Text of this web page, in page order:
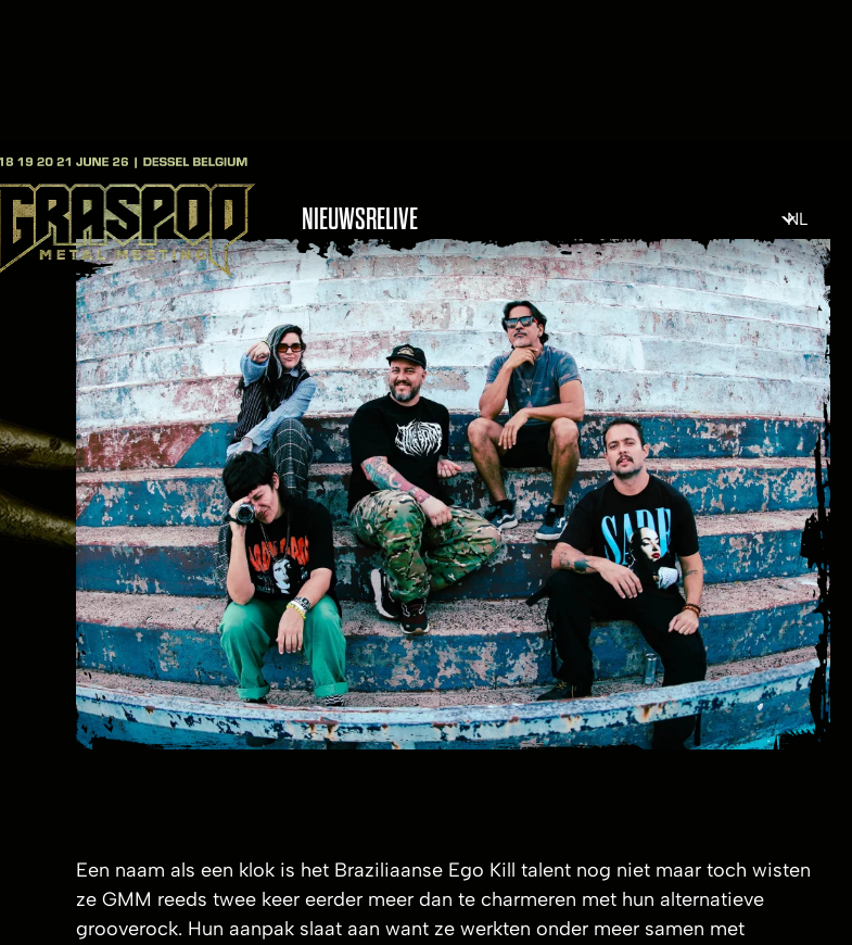
NIEUWSRELIVE NL
Een naam als een klok is het Braziliaanse Ego Kill talent nog niet maar toch wisten
ze GMM reeds twee keer eerder meer dan te charmeren met hun alternatieve
grooverock. Hun aanpak slaat aan want ze werkten onder meer samen met